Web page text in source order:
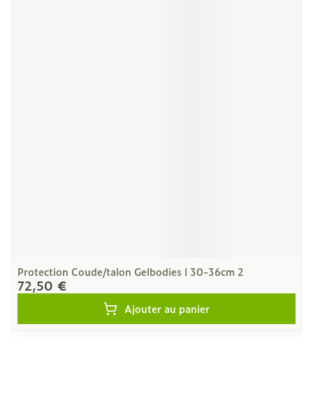
Protection Coude/talon Gelbodies l 30-36cm 2
72,50 €
Ajouter au panier